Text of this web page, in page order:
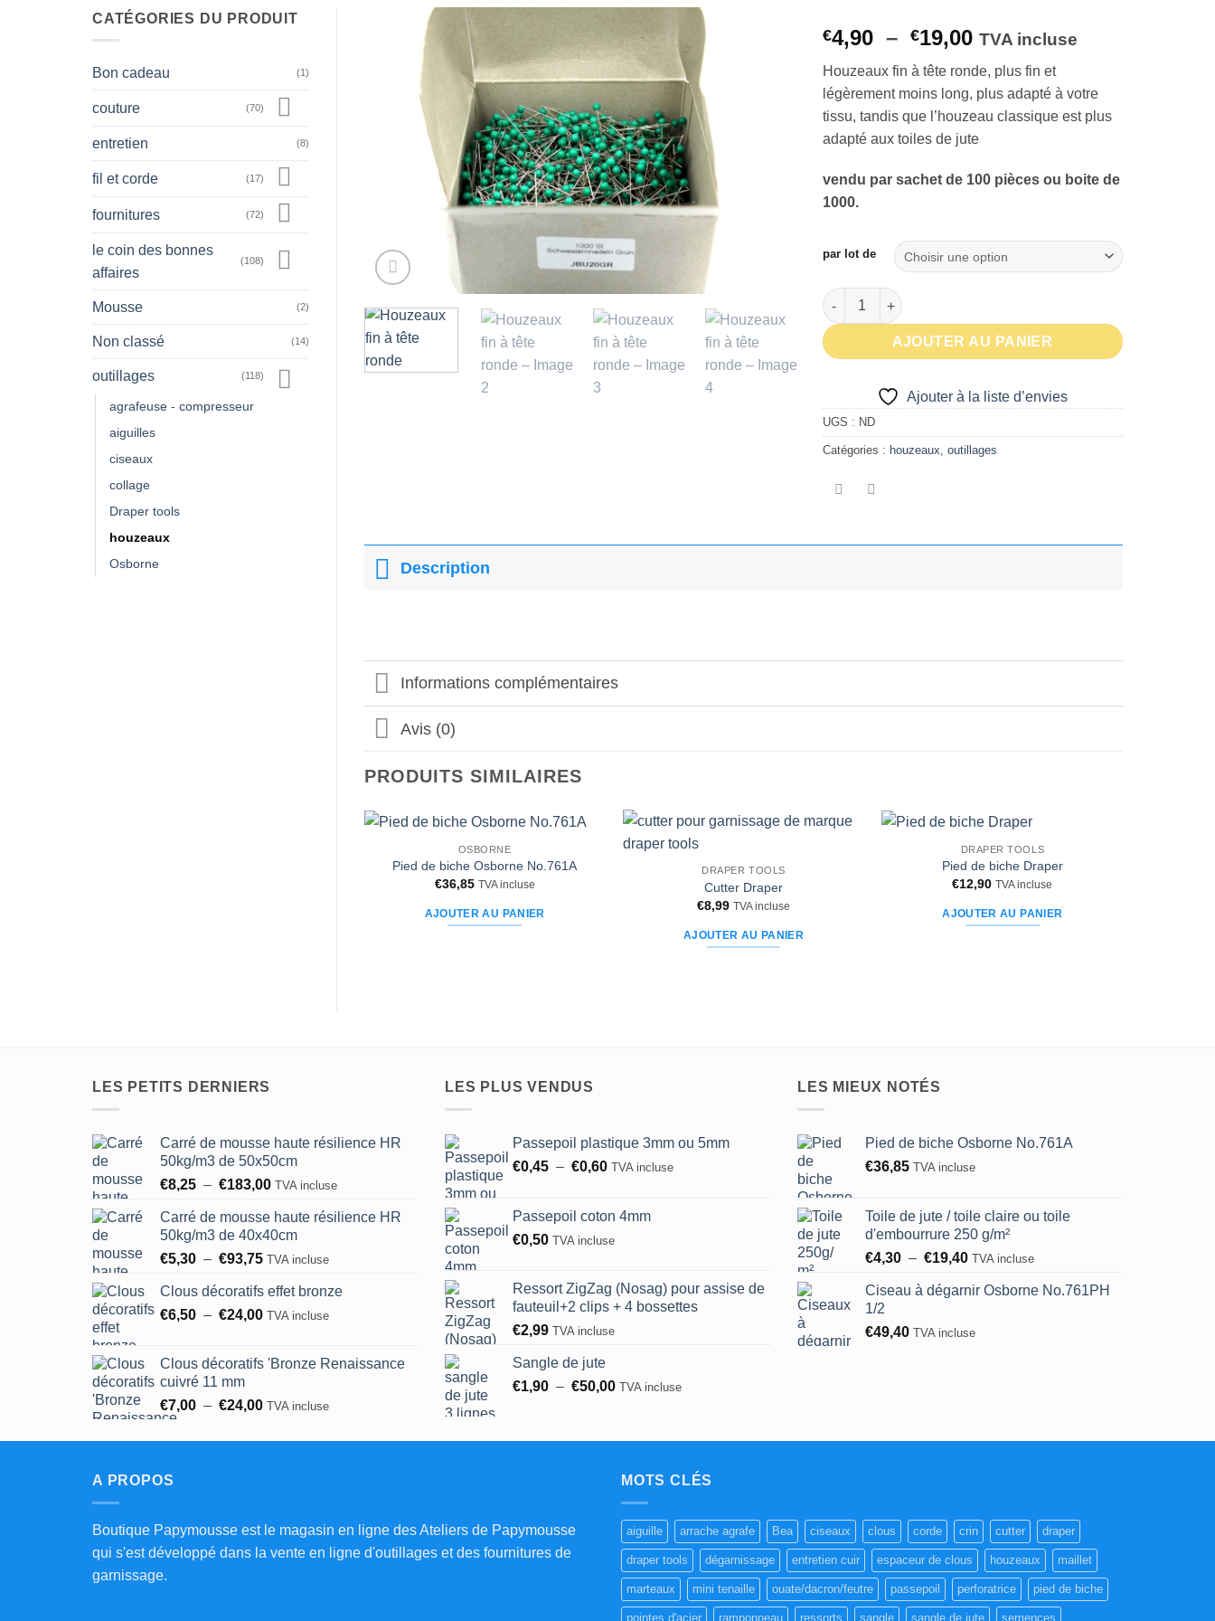
CATÉGORIES DU PRODUIT
Bon cadeau (1)
couture (70)
entretien (8)
fil et corde (17)
fournitures (72)
le coin des bonnes
affaires
(108)
Mousse (2)
Non classé (14)
outillages (118)
agrafeuse - compresseur
aiguilles
ciseaux
collage
Draper tools
houzeaux
Osborne
€4,90 – €19,00Plage
prix :
€4,90
à
€19,00
TVA incluse
Houzeaux fin à tête ronde, plus fin et
légèrement moins long, plus adapté à votre
tissu, tandis que l’houzeau classique est plus
adapté aux toiles de jute
vendu par sachet de 100 pièces ou boite de
1000.
par lot de
quantité de Houzeaux fin à tête ronde
AJOUTER AU PANIER
Ajouter à la liste d’envies
UGS : ND
Catégories : houzeaux, outillages
Description
Informations complémentaires
Avis (0)
PRODUITS SIMILAIRES
Ajouter
à la liste
OSBORNE
Pied de biche Osborne No.761A
€36,85 TVA incluse
AJOUTER AU PANIER
DRAPER TOOLS
Cutter Draper
€8,99 TVA incluse
AJOUTER AU PANIER
DRAPER TOOLS
Pied de biche Draper
€12,90 TVA incluse
AJOUTER AU PANIER
LES PETITS DERNIERS
Carré de mousse haute résilience HR
50kg/m3 de 50x50cm
€8,25 – €183,00Plage
prix :
€8,25
à
TVA incluse
Carré de mousse haute résilience HR
50kg/m3 de 40x40cm
€5,30 – €93,75Plage
prix :
€5,30
TVA incluse
Clous décoratifs effet bronze
€6,50 – €24,00Plage
€6,50
€24,00
TVA incluse
Clous décoratifs 'Bronze Renaissance
cuivré 11 mm
€7,00 – €24,00Plage
prix :
TVA incluse
LES PLUS VENDUS
Passepoil plastique 3mm ou 5mm
€0,45 – €0,60Plage
€0,45
à
TVA incluse
Passepoil coton 4mm
€0,50 TVA incluse
Ressort ZigZag (Nosag) pour assise de
fauteuil+2 clips + 4 bossettes
€2,99 TVA incluse
Sangle de jute
€1,90 – €50,00Plage
€1,90
€50,00
TVA incluse
LES MIEUX NOTÉS
Pied de biche Osborne No.761A
€36,85 TVA incluse
Toile de jute / toile claire ou toile
d'embourrure 250 g/m²
€4,30 – €19,40Plage
prix :
à
TVA incluse
Ciseau à dégarnir Osborne No.761PH
1/2
€49,40 TVA incluse
A PROPOS
Boutique Papymousse est le magasin en ligne des Ateliers de Papymousse
qui s'est développé dans la vente en ligne d'outillages et des fournitures de
garnissage.
MOTS CLÉS
aiguille arrache agrafe Bea ciseaux clous corde crin cutter draper
draper tools dégarnissage entretien cuir espaceur de clous houzeaux maillet
marteaux mini tenaille ouate/dacron/feutre passepoil perforatrice pied de biche
pointes d'acier ramponneau ressorts sangle sangle de jute semences